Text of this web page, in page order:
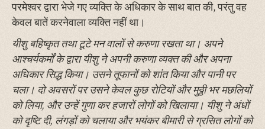
परमेश्वर द्वारा भेजे गए व्यक्ति के अधिकार के साथ बात की, परंतु वह
केवल बातें करनेवाला व्यक्ति नहीं था।
यीशु बहिष्कृत तथा टूटे मन वालों से करुणा रखता था। अपने
आश्चर्यकर्मों के द्वारा यीशु ने अपनी करुणा व्यक्त की और अपना
अधिकार सिद्ध किया। उसने तूफानों को शांत किया और पानी पर
चला। दो अवसरों पर उसने केवल कुछ रोटियों और मुठ्ठी भर मछलियों
को लिया, और उन्हें गुणा कर हजारों लोगों को खिलाया। यीशु ने अंधों
को दृष्टि दी, लंगड़ों को चलाया और भयंकर बीमारी से ग्रसित लोगों को